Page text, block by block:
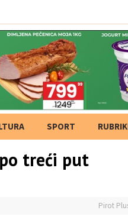
SPORT
treći put
Pirot